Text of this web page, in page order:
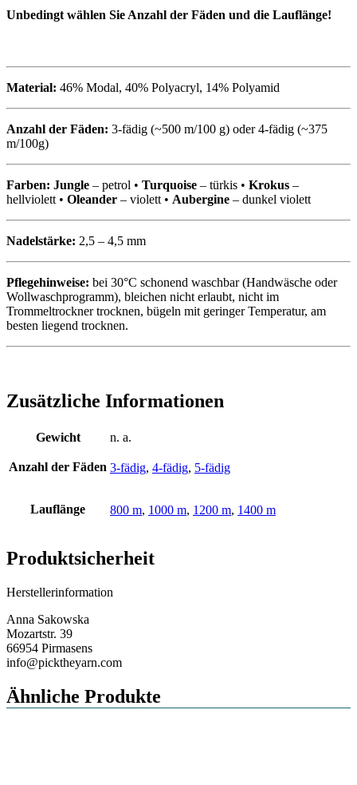
Unbedingt wählen Sie Anzahl der Fäden und die Lauflänge!
Material: 46% Modal, 40% Polyacryl, 14% Polyamid
Anzahl der Fäden: 3-fädig (~500 m/100 g) oder 4-fädig (~375
m/100g)
Farben: Jungle – petrol • Turquoise – türkis • Krokus –
hellviolett • Oleander – violett • Aubergine – dunkel violett
Nadelstärke: 2,5 – 4,5 mm
Pflegehinweise: bei 30°C schonend waschbar (Handwäsche oder
Wollwaschprogramm), bleichen nicht erlaubt, nicht im
Trommeltrockner trocknen, bügeln mit geringer Temperatur, am
besten liegend trocknen.
Zusätzliche Informationen
Gewicht n. a.
Anzahl der Fäden 3-fädig, 4-fädig, 5-fädig
Lauflänge 800 m, 1000 m, 1200 m, 1400 m
Produktsicherheit
Herstellerinformation
Anna Sakowska
Mozartstr. 39
66954 Pirmasens
info@picktheyarn.com
Ähnliche Produkte